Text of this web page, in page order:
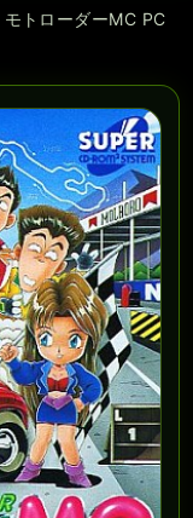
モトローダーMC PC